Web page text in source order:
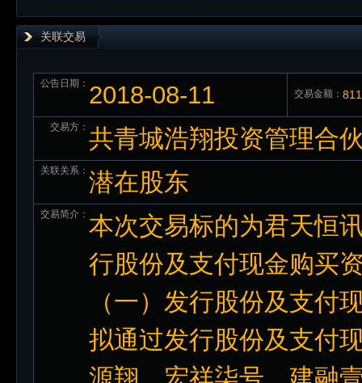
关联交易
公告日期： 2018-08-11 交易金额：
交易方： 共青城浩翔投资管理合
关联关系： 潜在股东
交易简介： 本次交易标的为君天恒
行股份及支付现金购买
（一）发行股份及支付
拟通过发行股份及支付